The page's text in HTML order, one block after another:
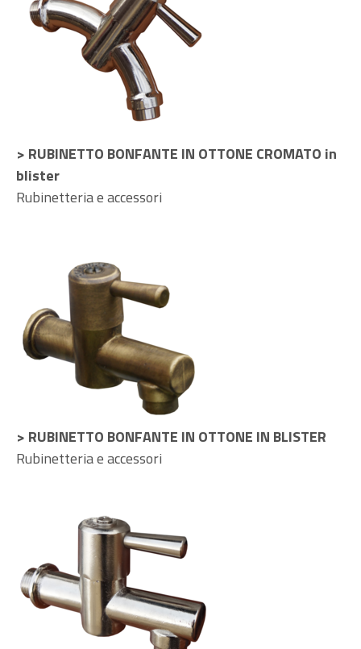
> RUBINETTO BONFANTE IN OTTONE CROMATO in
blister
Rubinetteria e accessori
> RUBINETTO BONFANTE IN OTTONE IN BLISTER
Rubinetteria e accessori